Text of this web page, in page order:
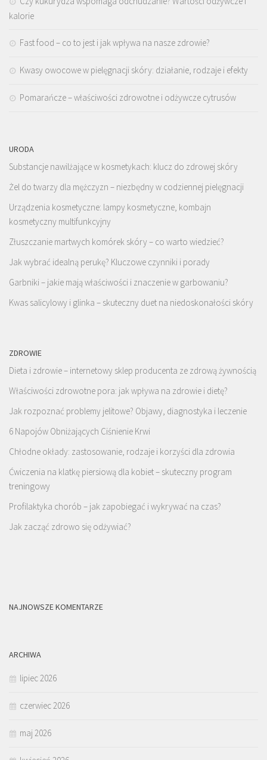
kalorie
Fast food – co to jest i jak wpływa na nasze zdrowie?
Kwasy owocowe w pielęgnacji skóry: działanie, rodzaje i efekty
Pomarańcze – właściwości zdrowotne i odżywcze cytrusów
URODA
Substancje nawilżające w kosmetykach: klucz do zdrowej skóry
Żel do twarzy dla mężczyzn – niezbędny w codziennej pielęgnacji
Urządzenia kosmetyczne: lampy kosmetyczne, kombajn
kosmetyczny multifunkcyjny
Złuszczanie martwych komórek skóry – co warto wiedzieć?
Jak wybrać idealną perukę? Kluczowe czynniki i porady
Garbniki – jakie mają właściwości i znaczenie w garbowaniu?
Kwas salicylowy i glinka – skuteczny duet na niedoskonałości skóry
ZDROWIE
Dieta i zdrowie – internetowy sklep producenta ze zdrową żywnością
Właściwości zdrowotne pora: jak wpływa na zdrowie i dietę?
Jak rozpoznać problemy jelitowe? Objawy, diagnostyka i leczenie
6 Napojów Obniżających Ciśnienie Krwi
Chłodne okłady: zastosowanie, rodzaje i korzyści dla zdrowia
Ćwiczenia na klatkę piersiową dla kobiet – skuteczny program
treningowy
Profilaktyka chorób – jak zapobiegać i wykrywać na czas?
Jak zacząć zdrowo się odżywiać?
NAJNOWSZE KOMENTARZE
ARCHIWA
lipiec 2026
czerwiec 2026
maj 2026